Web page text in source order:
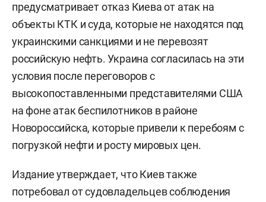
предусматривает отказ Киева от атак на
объекты КТК и суда, которые не находятся под
украинскими санкциями и не перевозят
российскую нефть. Украина согласилась на эти
условия после переговоров с
высокопоставленными представителями США
на фоне атак беспилотников в районе
Новороссийска, которые привели к перебоям с
погрузкой нефти и росту мировых цен.
Издание утверждает, что Киев также
потребовал от судовладельцев соблюдения